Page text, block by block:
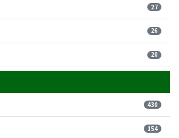
27
26
20
430
154